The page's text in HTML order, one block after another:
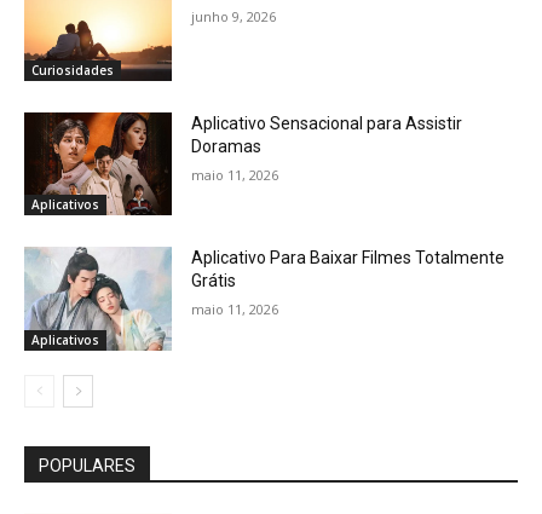
Curiosidades
junho 9, 2026
Aplicativos
Aplicativo Sensacional para Assistir
Doramas
maio 11, 2026
Aplicativos
Aplicativo Para Baixar Filmes Totalmente
Grátis
maio 11, 2026
POPULARES